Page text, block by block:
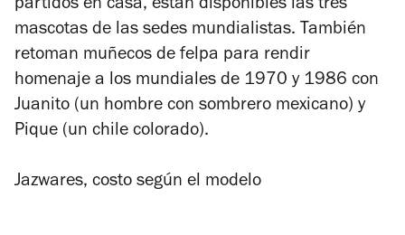
partidos en casa, están disponibles las tres
mascotas de las sedes mundialistas. También
retoman muñecos de felpa para rendir
homenaje a los mundiales de 1970 y 1986 con
Juanito (un hombre con sombrero mexicano) y
Pique (un chile colorado).
Jazwares, costo según el modelo